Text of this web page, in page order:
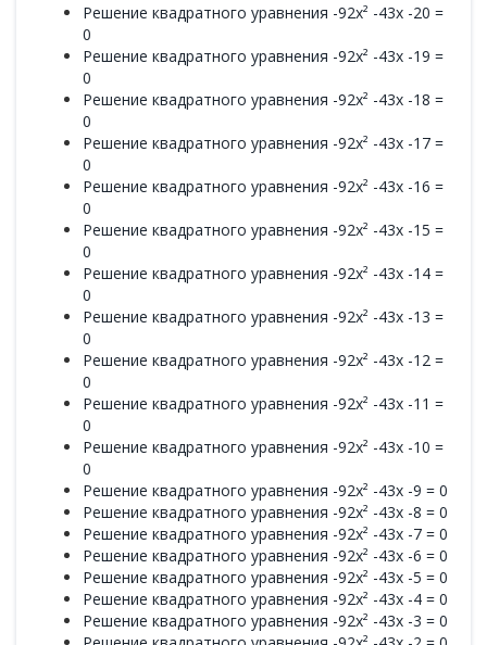
Решение квадратного уравнения -92x² -43x -20 =
0
Решение квадратного уравнения -92x² -43x -19 =
0
Решение квадратного уравнения -92x² -43x -18 =
0
Решение квадратного уравнения -92x² -43x -17 =
0
Решение квадратного уравнения -92x² -43x -16 =
0
Решение квадратного уравнения -92x² -43x -15 =
0
Решение квадратного уравнения -92x² -43x -14 =
0
Решение квадратного уравнения -92x² -43x -13 =
0
Решение квадратного уравнения -92x² -43x -12 =
0
Решение квадратного уравнения -92x² -43x -11 =
0
Решение квадратного уравнения -92x² -43x -10 =
0
Решение квадратного уравнения -92x² -43x -9 = 0
Решение квадратного уравнения -92x² -43x -8 = 0
Решение квадратного уравнения -92x² -43x -7 = 0
Решение квадратного уравнения -92x² -43x -6 = 0
Решение квадратного уравнения -92x² -43x -5 = 0
Решение квадратного уравнения -92x² -43x -4 = 0
Решение квадратного уравнения -92x² -43x -3 = 0